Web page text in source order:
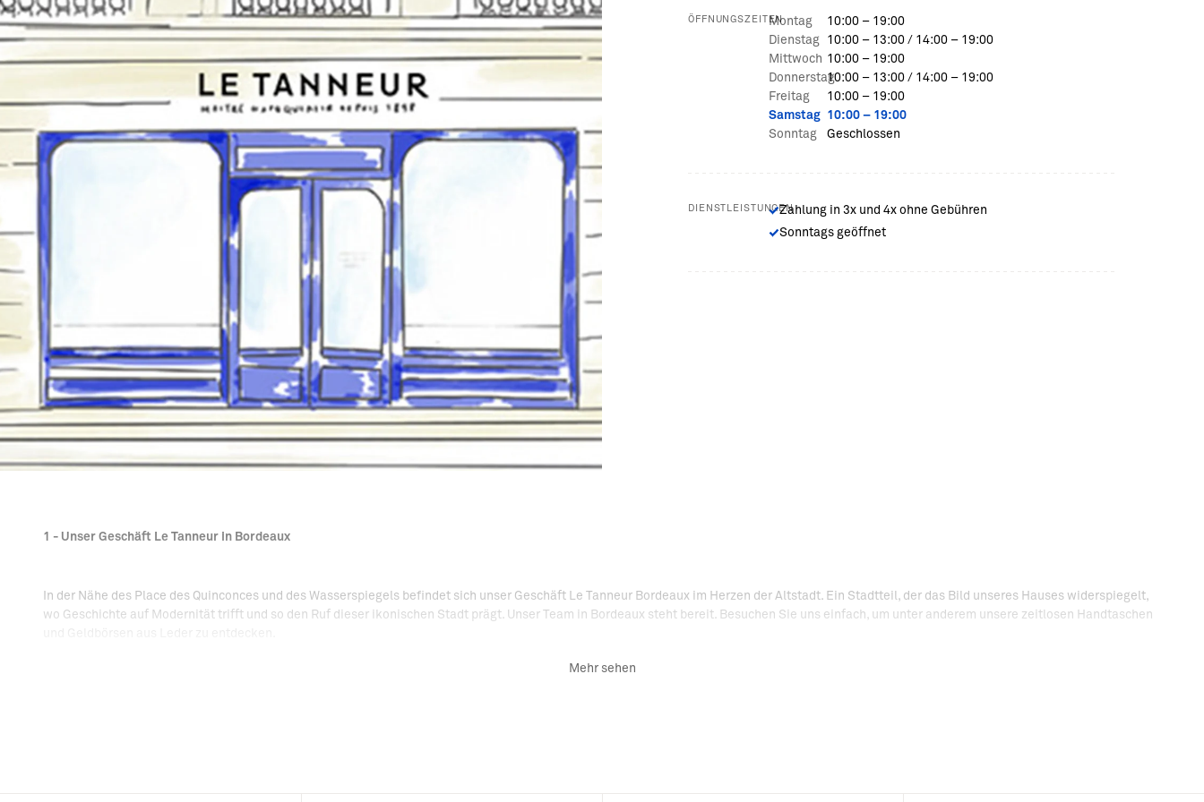
ÖFFNUNGSZEITENMontag
10:00 – 19:00
Dienstag
10:00 – 13:00 / 14:00 – 19:00
Mittwoch 10:00 – 19:00
Donnerstag10:00 – 13:00 / 14:00 – 19:00
Freitag
10:00 – 19:00
Samstag 10:00 – 19:00
Sonntag
Geschlossen
DIENSTLEISTUNGENZahlung in 3x und 4x ohne Gebühren
Sonntags geöffnet
1 - Unser Geschäft Le Tanneur in Bordeaux
In der Nähe des Place des Quinconces und des Wasserspiegels befindet sich unser Geschäft Le Tanneur Bordeaux im Herzen der Altstadt. Ein Stadtteil, der das Bild unseres Hauses widerspiegelt,
wo Geschichte auf Modernität trifft und so den Ruf dieser ikonischen Stadt prägt. Unser Team in Bordeaux steht bereit. Besuchen Sie uns einfach, um unter anderem unsere zeitlosen Handtaschen
Mehr sehen